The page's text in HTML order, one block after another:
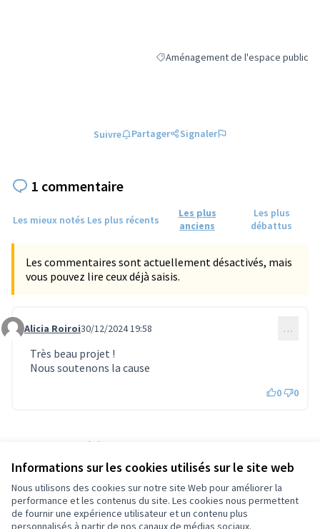
Informations sur les cookies utilisés sur le site web
Nous utilisons des cookies sur notre site Web pour améliorer la
performance et les contenus du site. Les cookies nous permettent
de fournir une expérience utilisateur et un contenu plus
personnalisés à partir de nos canaux de médias sociaux.
Filtrer les résultats de la catégorie :
Aménagement de l'espace public
Suivre Partager Signaler
1 commentaire
Les mieux notés Les plus récents
Les plus
anciens
Les plus
débattus
Les commentaires sont actuellement désactivés, mais
vous pouvez lire ceux déjà saisis.
Commentaire 1440
Alicia Roiroi30/12/2024 19:58 …
Très beau projet !
Nous soutenons la cause
0 0
Référence : tours-PROP-2024-10-1381
Vérifiez l'empreinte numérique
Conditions d'utilisation
Paramètres des cookies